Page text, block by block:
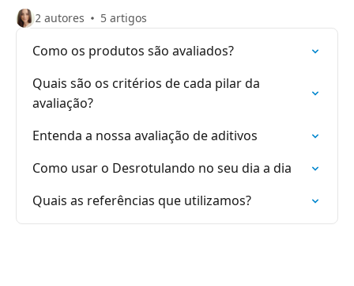
2 autores 5 artigos
Como os produtos são avaliados?
Quais são os critérios de cada pilar da
avaliação?
Entenda a nossa avaliação de aditivos
Como usar o Desrotulando no seu dia a dia
Quais as referências que utilizamos?